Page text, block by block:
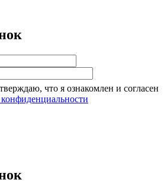
что я ознакомлен и согласен